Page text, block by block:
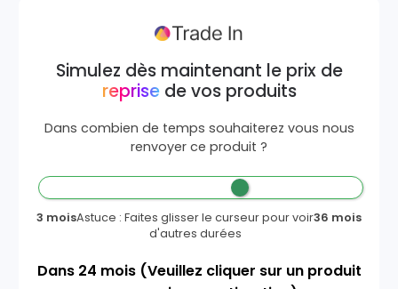
Simulez dès maintenant le prix de
reprisede vos produits
Dans combien de temps souhaiterez vous nous
renvoyer ce produit ?
3 moisAstuce : Faites glisser le curseur pour voir
d'autres durées
36 mois
Dans 24 mois (Veuillez cliquer sur un produit